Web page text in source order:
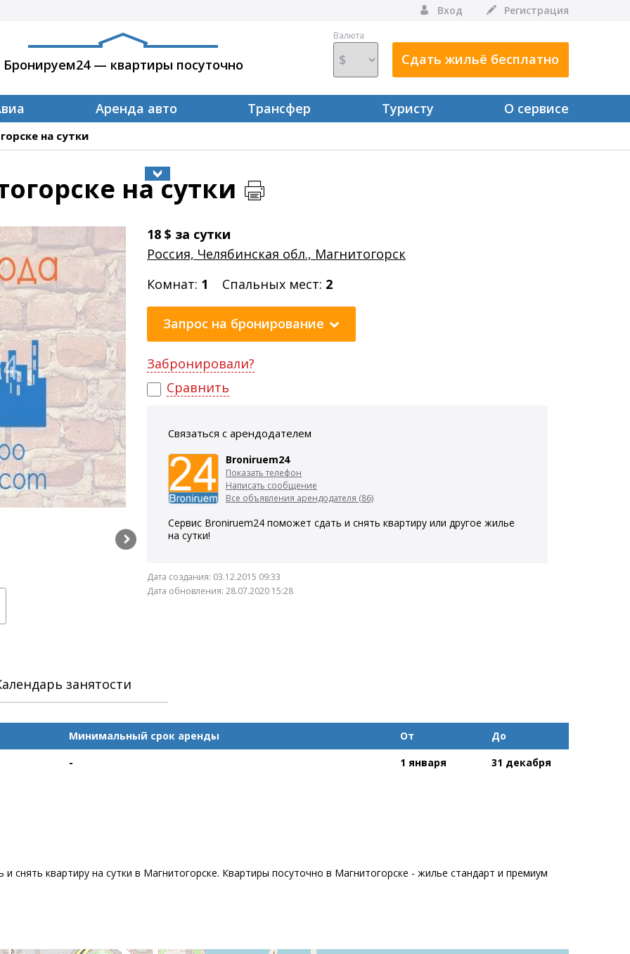
Вход Регистрация
Бронируем24 — квартиры посуточно
Валюта
Сдать жильё бесплатно
Аренда авто Трансфер Туристу О сервисе
на сутки
на сутки
18 $ за сутки
Россия, Челябинская обл., Магнитогорск
Комнат: 1 Спальных мест: 2
Запрос на бронирование
Забронировали?
Сравнить
Связаться с арендодателем
Broniruem24
Показать телефон
Написать сообщение
Все объявления арендодателя (86)
Сервис Broniruem24 поможет сдать и снять квартиру или другое жилье
на сутки!
Дата создания: 03.12.2015 09:33
Дата обновления: 28.07.2020 15:28
занятости
Минимальный срок аренды От
До
-
1 января 31 декабря
снять квартиру на сутки в Магнитогорске. Квартиры посуточно в Магнитогорске - жилье стандарт и премиум